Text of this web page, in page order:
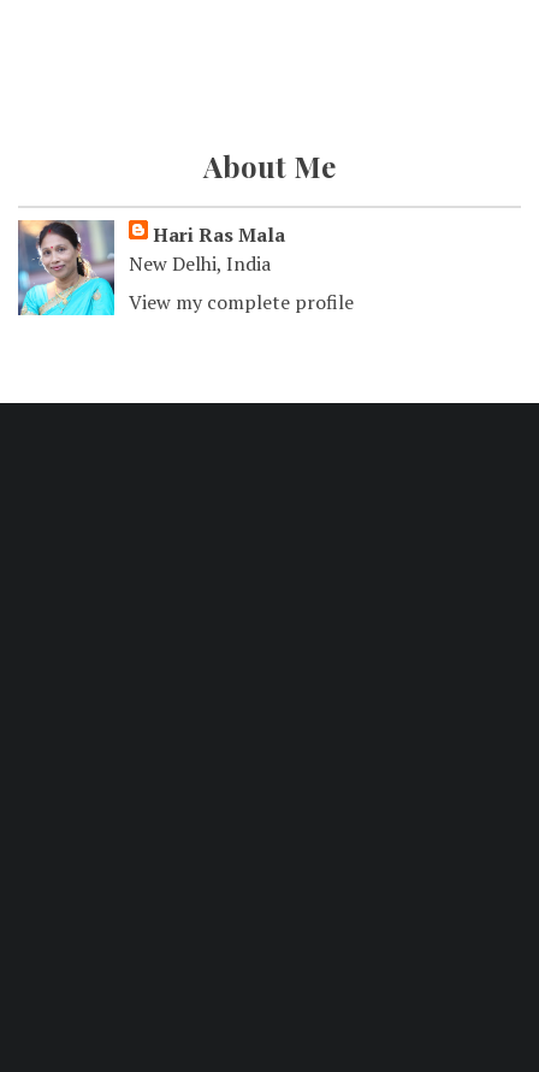
About Me
Hari Ras Mala
New Delhi, India
View my complete profile